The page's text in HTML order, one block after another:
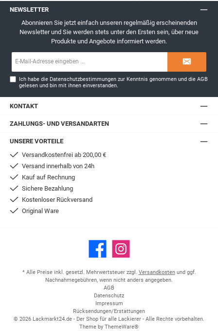
NEWSLETTER
Abonnieren Sie jetzt einfach unseren regelmäßig erscheinenden
Newsletter und Sie werden stets unter den Ersten sein, über neue
Produkte und Angebote informiert werden.
Ich habe die Datenschutzbestimmungen zur Kenntnis genommen und dieAGB
gelesen und bin mit ihnen einverstanden.
KONTAKT
ZAHLUNGS- UND VERSANDARTEN
UNSERE VORTEILE
Versandkostenfrei ab 200,00 €
Versand innerhalb von 24h
Kauf auf Rechnung
Sichere Bezahlung
Kostenloser Rückversand
Original Ware
Facebook Instagram
* Alle Preise inkl. gesetzl. Mehrwertsteuer zzgl. Versandkostenund ggf.
Nachnahmegebühren, wenn nicht anders angegeben.
AGB
Datenschutz
Impressum
Rücksendungen/Erstattungen
© 2026 Lackmarkt24.de - Der Shop für alle Lackierer - Alle Rechte vorbehalten.
Theme by ThemeWare®